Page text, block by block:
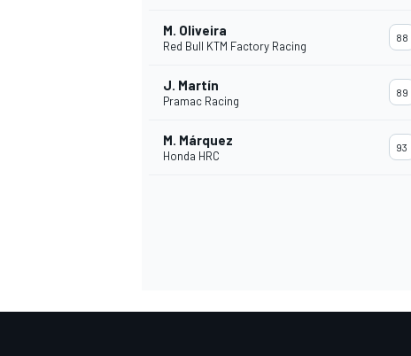
M. Oliveira
Red Bull KTM Factory Racing
88
J. Martín
Pramac Racing
89
M. Márquez
Honda HRC
93